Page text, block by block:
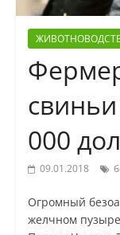
000
09.01.2018
Огромный
желчном